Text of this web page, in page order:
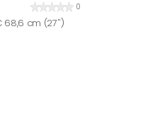
0
68,6 cm (27'')